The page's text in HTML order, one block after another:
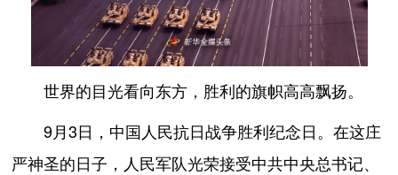
世界的目光看向东方，胜利的旗帜高高飘扬。
9月3日，中国人民抗日战争胜利纪念日。在这庄
严神圣的日子，人民军队光荣接受中共中央总书记、